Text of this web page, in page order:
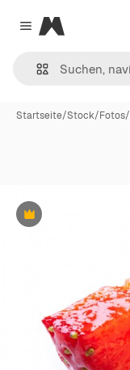
Close menu
Magnific
Startseite/Stock/Fotos/
Premium